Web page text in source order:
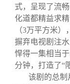
式，呈现了流
化道都精益求
（3万平方米
摒弃电视剧注
悍得一集相当
分钟，打造了“
该剧的总制